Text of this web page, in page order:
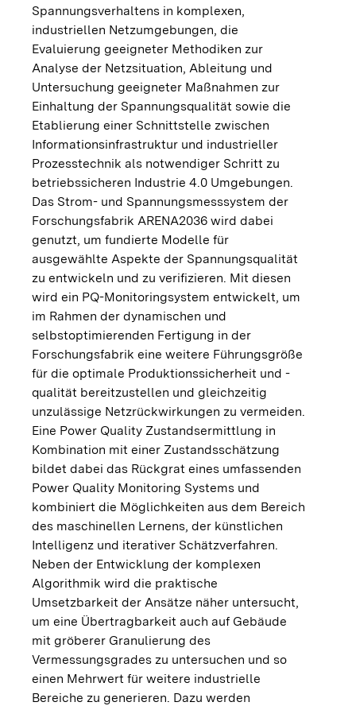
Spannungsverhaltens in komplexen,
industriellen Netzumgebungen, die
Evaluierung geeigneter Methodiken zur
Analyse der Netzsituation, Ableitung und
Untersuchung geeigneter Maßnahmen zur
Einhaltung der Spannungsqualität sowie die
Etablierung einer Schnittstelle zwischen
Informationsinfrastruktur und industrieller
Prozesstechnik als notwendiger Schritt zu
betriebssicheren Industrie 4.0 Umgebungen.
Das Strom- und Spannungsmesssystem der
Forschungsfabrik ARENA2036 wird dabei
genutzt, um fundierte Modelle für
ausgewählte Aspekte der Spannungsqualität
zu entwickeln und zu verifizieren. Mit diesen
wird ein PQ-Monitoringsystem entwickelt, um
im Rahmen der dynamischen und
selbstoptimierenden Fertigung in der
Forschungsfabrik eine weitere Führungsgröße
für die optimale Produktionssicherheit und -
qualität bereitzustellen und gleichzeitig
unzulässige Netzrückwirkungen zu vermeiden.
Eine Power Quality Zustandsermittlung in
Kombination mit einer Zustandsschätzung
bildet dabei das Rückgrat eines umfassenden
Power Quality Monitoring Systems und
kombiniert die Möglichkeiten aus dem Bereich
des maschinellen Lernens, der künstlichen
Intelligenz und iterativer Schätzverfahren.
Neben der Entwicklung der komplexen
Algorithmik wird die praktische
Umsetzbarkeit der Ansätze näher untersucht,
um eine Übertragbarkeit auch auf Gebäude
mit gröberer Granulierung des
Vermessungsgrades zu untersuchen und so
einen Mehrwert für weitere industrielle
Bereiche zu generieren. Dazu werden